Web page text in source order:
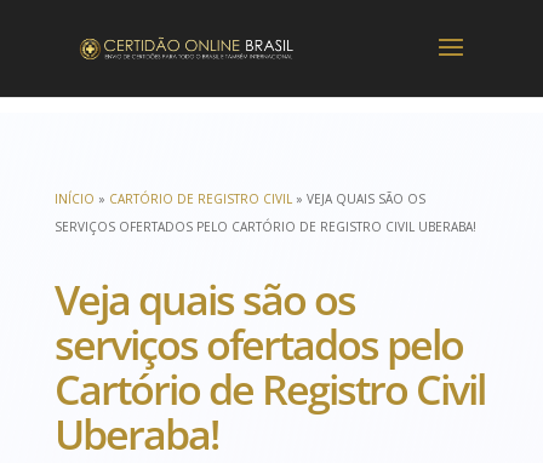
INÍCIO » CARTÓRIO DE REGISTRO CIVIL» VEJA QUAIS SÃO OS
SERVIÇOS OFERTADOS PELO CARTÓRIO DE REGISTRO CIVIL UBERABA!
Veja quais são os
serviços ofertados pelo
Cartório de Registro Civil
Uberaba!